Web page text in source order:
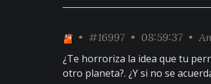
• #16997 • 08:59:37 •
¿Te horroriza la idea que tu
otro planeta?. ¿Y si no se